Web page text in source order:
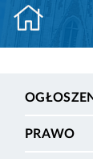
PRAWO